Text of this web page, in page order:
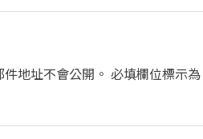
地址不會公開。 必填欄位標示為